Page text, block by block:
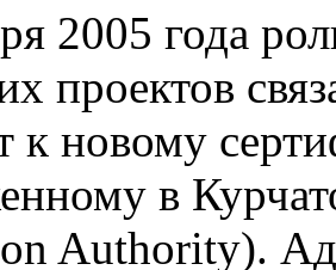
2005 года
проектов
к новому
в
Authority).